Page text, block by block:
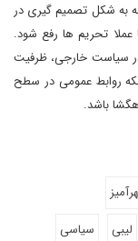
به شکل تصمیم گیری در
تحریم ها رفع شود.
در سیاست خارجی، ظرفیت
روابط عمومی در سطح
باشد.
لیبی
سیاسی